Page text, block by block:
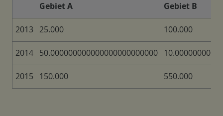
Gebiet A Gebiet B
2013 25.000 100.000
2014 50.000000000000000000000000
2015 150.000 550.000